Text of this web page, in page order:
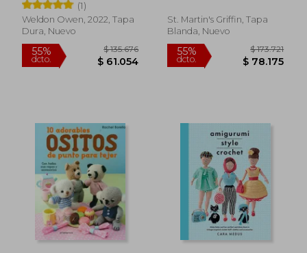
55% 55%
Projects to Celebrate
Life'S Happy
Moments (en Inglés)
(1)
Weldon Owen, 2022, Tapa
Dura, Nuevo
St. Martin's Griffin, Tapa
Blanda, Nuevo